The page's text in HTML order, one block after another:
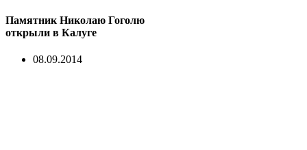
Памятник Николаю Гоголю
открыли в Калуге
08.09.2014